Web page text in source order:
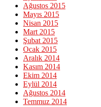
Ağustos 2015
Mayıs 2015
Nisan 2015
Mart 2015
Şubat 2015
Ocak 2015
Aralık 2014
Kasım 2014
Ekim 2014
Eylül 2014
Ağustos 2014
Temmuz 2014